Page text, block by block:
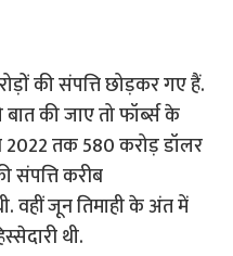
की संपत्ति छोड़कर गए हैं.
की जाए तो फॉर्ब्स के
तक 580 करोड़ डॉलर
संपत्ति करीब
वहीं जून तिमाही के अंत में
थी.